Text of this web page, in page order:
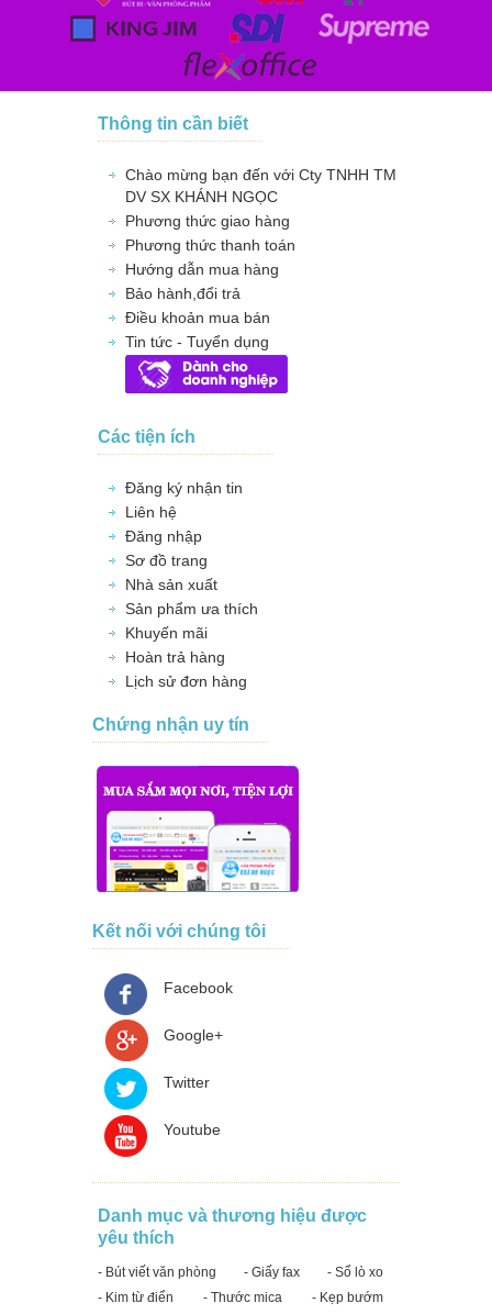
Thông tin cần biết
Chào mừng bạn đến với Cty TNHH TM
DV SX KHÁNH NGỌC
Phương thức giao hàng
Phương thức thanh toán
Hướng dẫn mua hàng
Bảo hành,đổi trả
Điều khoản mua bán
Tin tức - Tuyển dụng
Các tiện ích
Đăng ký nhận tin
Liên hệ
Đăng nhập
Sơ đồ trang
Nhà sản xuất
Sản phẩm ưa thích
Khuyến mãi
Hoàn trả hàng
Lịch sử đơn hàng
Chứng nhận uy tín
Kết nối với chúng tôi
Facebook
Google+
Twitter
Youtube
Danh mục và thương hiệu được
yêu thích
- Bút viết văn phòng - Giấy fax
- Sổ lò xo
- Kim từ điển
- Thước mica
- Kẹp bướm